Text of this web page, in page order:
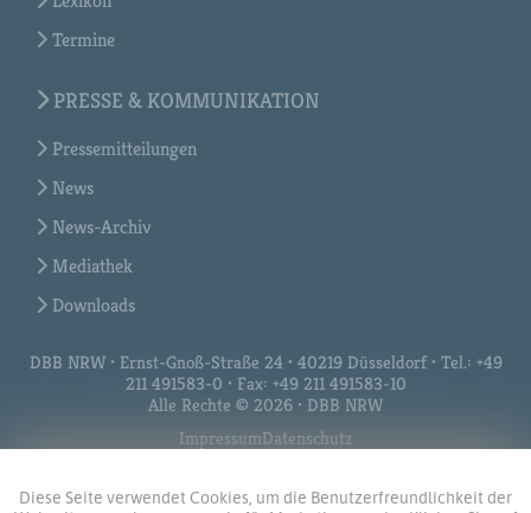
Diese Seite verwendet Cookies, um die Benutzerfreundlichkeit der
Termine
PRESSE & KOMMUNIKATION
Pressemitteilungen
News
News-Archiv
Mediathek
Downloads
DBB NRW • Ernst-Gnoß-Straße 24 • 40219 Düsseldorf • Tel.: +49
211 491583-0 • Fax: +49 211 491583-10
Alle Rechte © 2026 • DBB NRW
ImpressumDatenschutz